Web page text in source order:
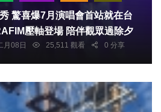
驚喜爆7月演唱會首站就在台
壓軸登場 陪伴觀眾過除夕
月08日 25,511 觀看 0 分享